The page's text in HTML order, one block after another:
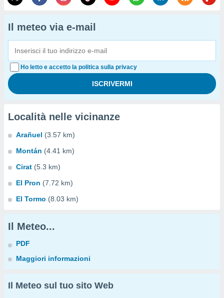
Il meteo via e-mail
Ho letto e accetto la politica sulla privacy
Località nelle vicinanze
Arañuel (3.57 km)
Montán (4.41 km)
Cirat (5.3 km)
El Pron (7.72 km)
El Tormo (8.03 km)
Il Meteo...
PDF
Maggiori informazioni
Il Meteo sul tuo sito Web